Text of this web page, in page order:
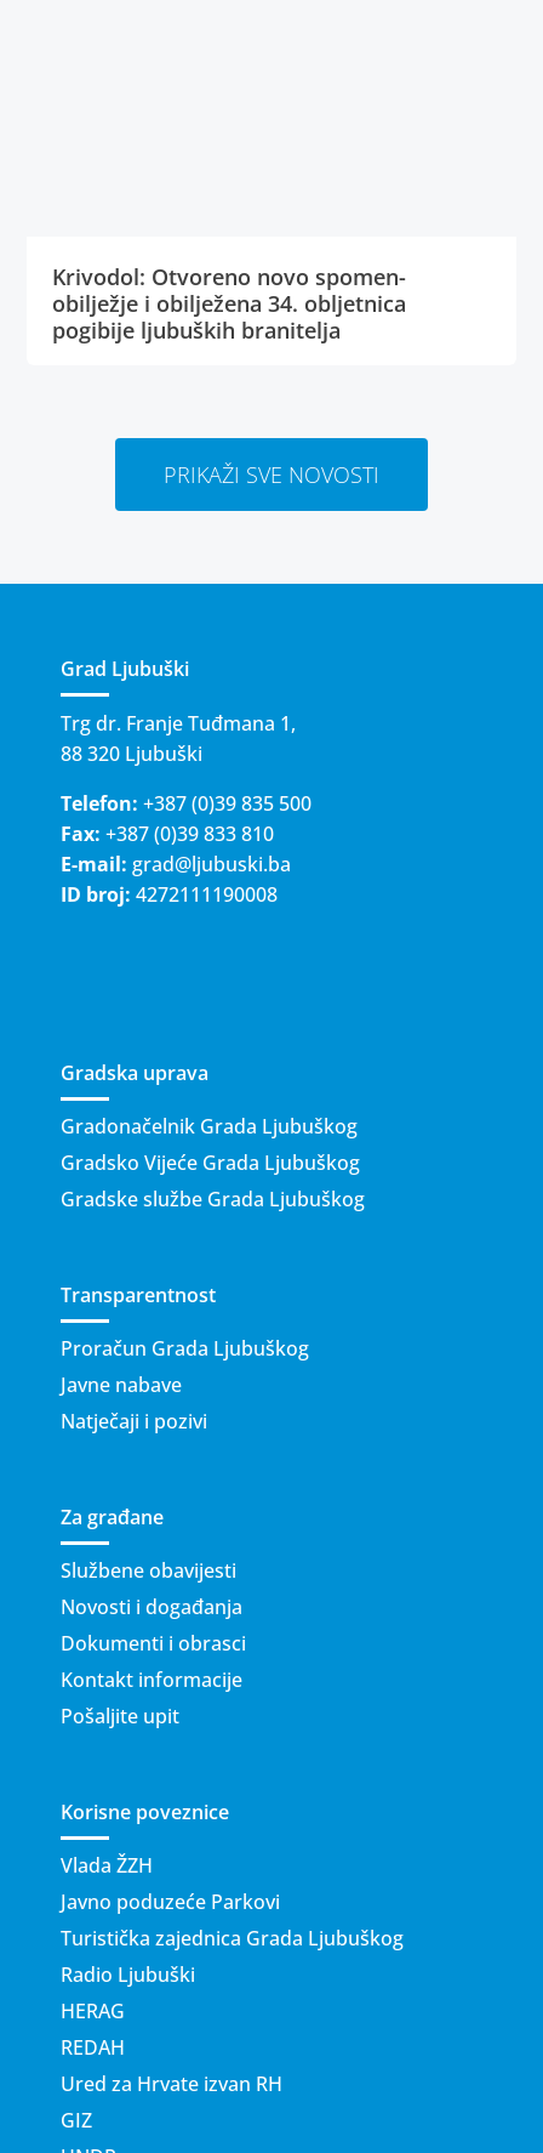
Krivodol: Otvoreno novo spomen-
obilježje i obilježena 34. obljetnica
pogibije ljubuških branitelja
PRIKAŽI SVE NOVOSTI
Grad Ljubuški
Trg dr. Franje Tuđmana 1,
88 320 Ljubuški
Telefon: +387 (0)39 835 500
Fax: +387 (0)39 833 810
E-mail: grad@ljubuski.ba
ID broj: 4272111190008
Gradska uprava
Gradonačelnik Grada Ljubuškog
Gradsko Vijeće Grada Ljubuškog
Gradske službe Grada Ljubuškog
Transparentnost
Proračun Grada Ljubuškog
Javne nabave
Natječaji i pozivi
Za građane
Službene obavijesti
Novosti i događanja
Dokumenti i obrasci
Kontakt informacije
Pošaljite upit
Korisne poveznice
Vlada ŽZH
Javno poduzeće Parkovi
Turistička zajednica Grada Ljubuškog
Radio Ljubuški
HERAG
REDAH
Ured za Hrvate izvan RH
GIZ